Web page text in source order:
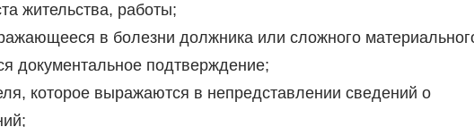
жительства, работы;
в болезни должника или сложного
документальное подтверждение;
которое выражаются в непредставлении сведений о